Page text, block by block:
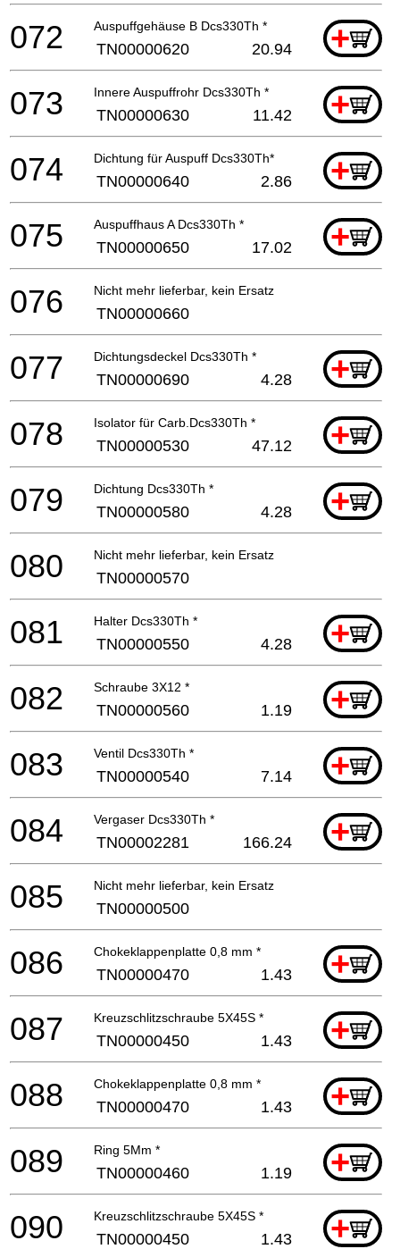
Auspuffgehäuse B Dcs330Th * +
072 TN00000620 20.94
Innere Auspuffrohr Dcs330Th * +
073 TN00000630 11.42
Dichtung für Auspuff Dcs330Th* +
074 TN00000640 2.86
Auspuffhaus A Dcs330Th * +
075 TN00000650 17.02
Nicht mehr lieferbar, kein Ersatz
076 TN00000660
Dichtungsdeckel Dcs330Th * +
077 TN00000690 4.28
Isolator für Carb.Dcs330Th * +
078 TN00000530 47.12
Dichtung Dcs330Th * +
079 TN00000580 4.28
Nicht mehr lieferbar, kein Ersatz
080 TN00000570
Halter Dcs330Th * +
081 TN00000550 4.28
Schraube 3X12 * +
082 TN00000560 1.19
Ventil Dcs330Th * +
083 TN00000540 7.14
Vergaser Dcs330Th * +
084 TN00002281 166.24
Nicht mehr lieferbar, kein Ersatz
085 TN00000500
Chokeklappenplatte 0,8 mm * +
086 TN00000470 1.43
Kreuzschlitzschraube 5X45S * +
087 TN00000450 1.43
Chokeklappenplatte 0,8 mm * +
088 TN00000470 1.43
Ring 5Mm * +
089 TN00000460 1.19
Kreuzschlitzschraube 5X45S * +
090 TN00000450 1.43